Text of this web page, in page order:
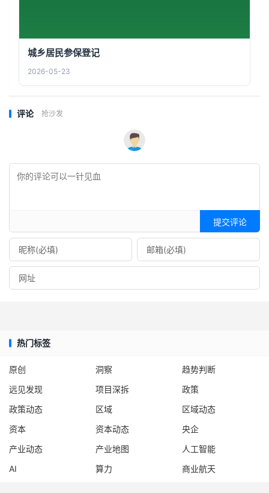
城乡居民参保登记
2026-05-23
评论 抢沙发
提交评论
热门标签
原创 洞察
趋势判断
远见发现
项目深拆
政策
政策动态
区域
区域动态
资本
资本动态
央企
产业动态
产业地图
人工智能
AI
算力 商业航天